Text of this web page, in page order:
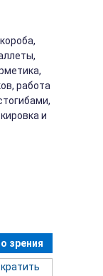
работа
и
зрения